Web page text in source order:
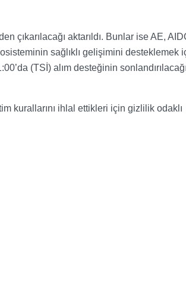
çıkarılacağı aktarıldı. Bunlar ise AE,
sağlıklı gelişimini desteklemek
(TSİ) alım desteğinin
kurallarını ihlal ettikleri için gizlilik odaklı